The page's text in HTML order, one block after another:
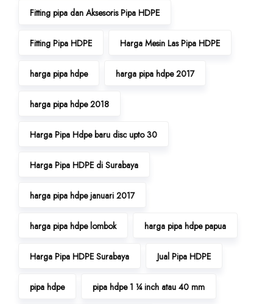
Fitting pipa dan Aksesoris Pipa HDPE
Fitting Pipa HDPE Harga Mesin Las Pipa HDPE
harga pipa hdpe harga pipa hdpe 2017
harga pipa hdpe 2018
Harga Pipa Hdpe baru disc upto 30
Harga Pipa HDPE di Surabaya
harga pipa hdpe januari 2017
harga pipa hdpe lombok harga pipa hdpe papua
Harga Pipa HDPE Surabaya Jual Pipa HDPE
pipa hdpe pipa hdpe 1 ¼ inch atau 40 mm